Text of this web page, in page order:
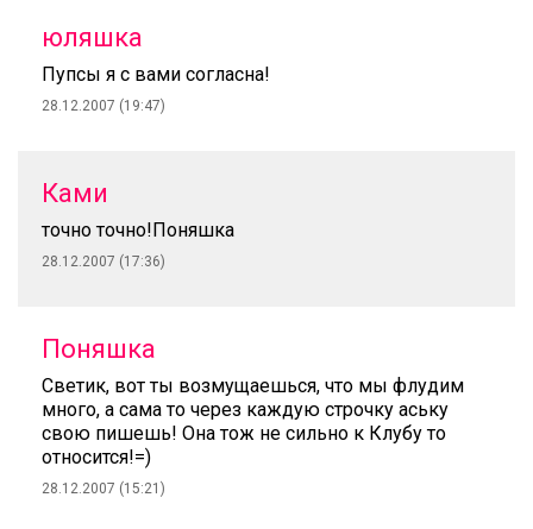
юляшка
Пупсы я с вами согласна!
28.12.2007 (19:47)
Ками
точно точно!Поняшка
28.12.2007 (17:36)
Поняшка
Светик, вот ты возмущаешься, что мы флудим
много, а сама то через каждую строчку аську
свою пишешь! Она тож не сильно к Клубу то
относится!=)
28.12.2007 (15:21)